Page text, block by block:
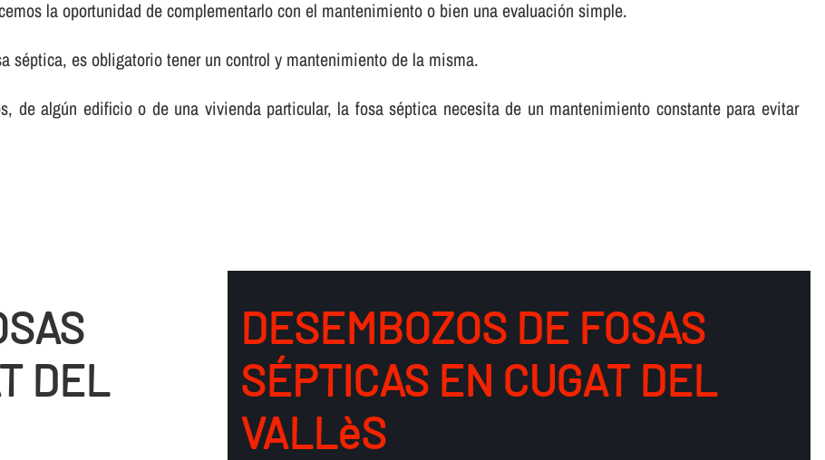
la oportunidad de complementarlo con el mantenimiento o bien una evaluación simple.
séptica, es obligatorio tener un control y mantenimiento de la misma.
de algún edificio o de una vivienda particular, la fosa séptica necesita de un mantenimiento constante para evitar
DEL
DESEMBOZOS DE FOSAS
SÉPTICAS EN CUGAT DEL
VALLèS